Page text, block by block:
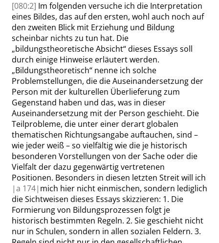
[080:2] Im folgenden versuche ich die Interpretation
eines Bildes, das auf den ersten, wohl auch noch auf
den zweiten Blick mit Erziehung und Bildung
scheinbar nichts zu tun hat. Die
„bildungstheoretische Absicht“dieses Essays soll
durch einige Hinweise erläutert werden.
„Bildungstheoretisch“ nenne ich solche
Problemstellungen, die die Auseinandersetzung der
Person mit der kulturellen Überlieferung zum
Gegenstand haben und das, was in dieser
Auseinandersetzung mit der Person geschieht. Die
Teilprobleme, die unter einer derart globalen
thematischen Richtungsangabe auftauchen, sind –
wie jeder weiß – so vielfältig wie die je historisch
besonderen Vorstellungen von der Sache oder die
Vielfalt der dazu gegenwärtig vertretenen
Positionen. Besonders in diesen letzten Streit will ich
|a 174| mich hier nicht einmischen, sondern lediglich
die Sichtweisen dieses Essays skizzieren: 1. Die
Formierung von Bildungsprozessen folgt je
historisch bestimmten Regeln. 2. Sie geschieht nicht
nur in Schulen, sondern in allen sozialen Feldern. 3.